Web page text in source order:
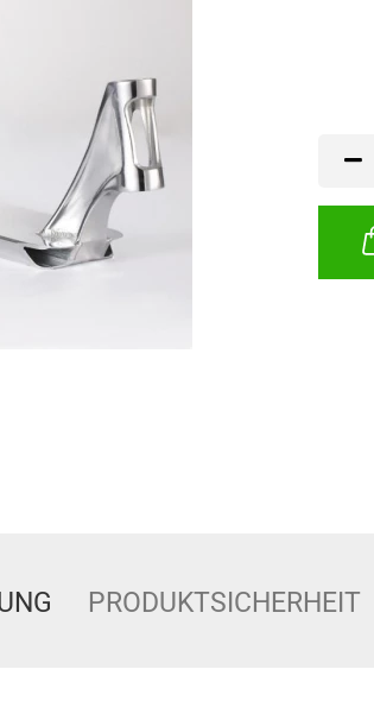
PRODUKTSICHERHEIT